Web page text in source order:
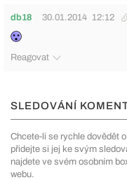
db18 30.01.2014 12:12
Reagovat
SLEDOVÁNÍ
Chcete-li se rychle dovědět
přidejte si jej ke svým
najdete ve svém osobním
webu.